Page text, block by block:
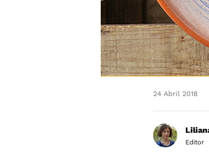
24 Abril 2018
Editor